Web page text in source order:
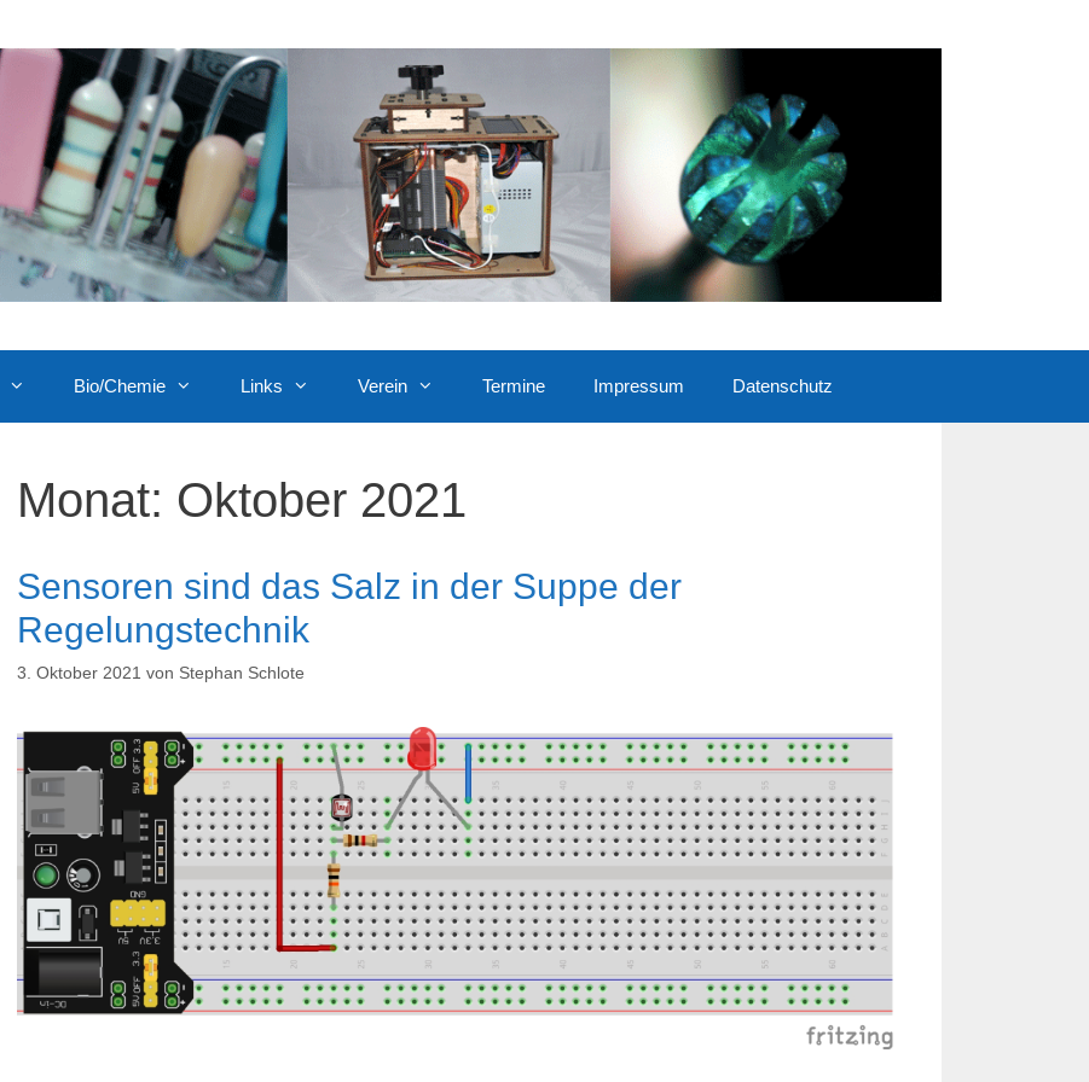
Bio/Chemie Links Verein Termine Impressum Datenschutz
Monat: Oktober 2021
Sensoren sind das Salz in der Suppe der
Regelungstechnik
3. Oktober 2021 von Stephan Schlote